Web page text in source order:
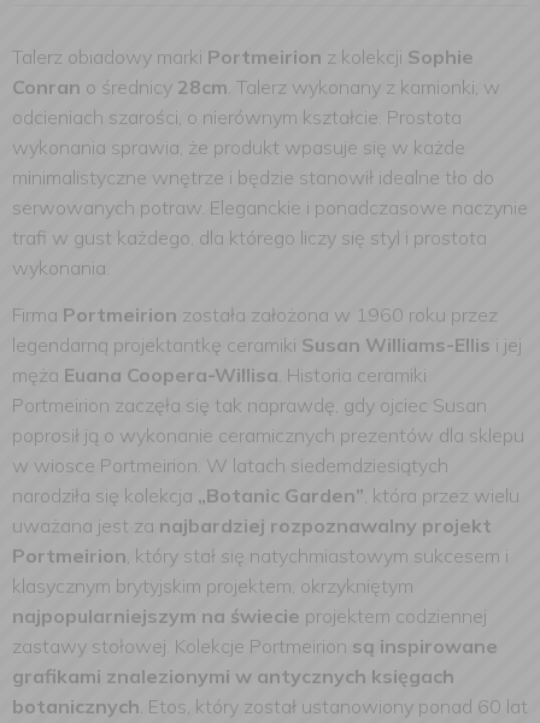
Talerz obiadowy marki Portmeirion z kolekcji Sophie
Conran o średnicy 28cm. Talerz wykonany z kamionki, w
odcieniach szarości, o nierównym kształcie. Prostota
wykonania sprawia, że produkt wpasuje się w każde
minimalistyczne wnętrze i będzie stanowił idealne tło do
serwowanych potraw. Eleganckie i ponadczasowe naczynie
trafi w gust każdego, dla którego liczy się styl i prostota
wykonania.
Firma Portmeirion została założona w 1960 roku przez
legendarną projektantkę ceramiki Susan Williams-Ellis i jej
męża Euana Coopera-Willisa. Historia ceramiki
Portmeirion zaczęła się tak naprawdę, gdy ojciec Susan
poprosił ją o wykonanie ceramicznych prezentów dla sklepu
w wiosce Portmeirion. W latach siedemdziesiątych
narodziła się kolekcja „Botanic Garden”, która przez wielu
uważana jest za najbardziej rozpoznawalny projekt
Portmeirion, który stał się natychmiastowym sukcesem i
klasycznym brytyjskim projektem, okrzykniętym
najpopularniejszym na świecie projektem codziennej
zastawy stołowej. Kolekcje Portmeirion są inspirowane
grafikami znalezionymi w antycznych księgach
botanicznych. Etos, który został ustanowiony ponad 60 lat